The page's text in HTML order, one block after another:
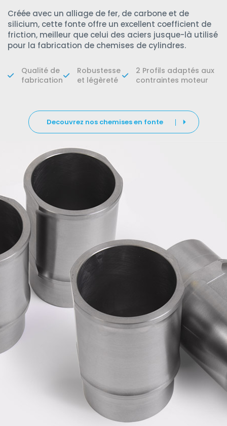
Créée avec un alliage de fer, de carbone et de
silicium, cette fonte offre un excellent coefficient de
friction, meilleur que celui des aciers jusque-là utilisé
pour la fabrication de chemises de cylindres.
Qualité de
fabrication
Robustesse
et légèreté
2 Profils adaptés aux
contraintes moteur
Decouvrez nos chemises en fonte